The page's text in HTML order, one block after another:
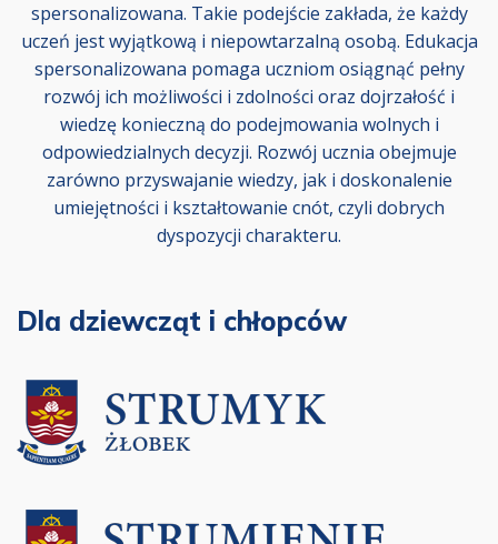
spersonalizowana. Takie podejście zakłada, że każdy
uczeń jest wyjątkową i niepowtarzalną osobą. Edukacja
spersonalizowana pomaga uczniom osiągnąć pełny
rozwój ich możliwości i zdolności oraz dojrzałość i
wiedzę konieczną do podejmowania wolnych i
odpowiedzialnych decyzji. Rozwój ucznia obejmuje
zarówno przyswajanie wiedzy, jak i doskonalenie
umiejętności i kształtowanie cnót, czyli dobrych
dyspozycji charakteru.
Dla dziewcząt i chłopców